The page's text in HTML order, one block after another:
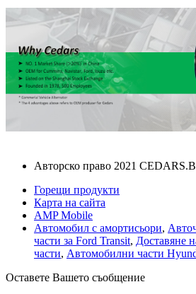
Авторско право 2021
Горещи продукти
Карта на сайта
AMP Mobile
Автомобил с амортисьори,
части за Ford Transit, Доставяне
части, Автомобилни части
Оставете Вашето съобщение